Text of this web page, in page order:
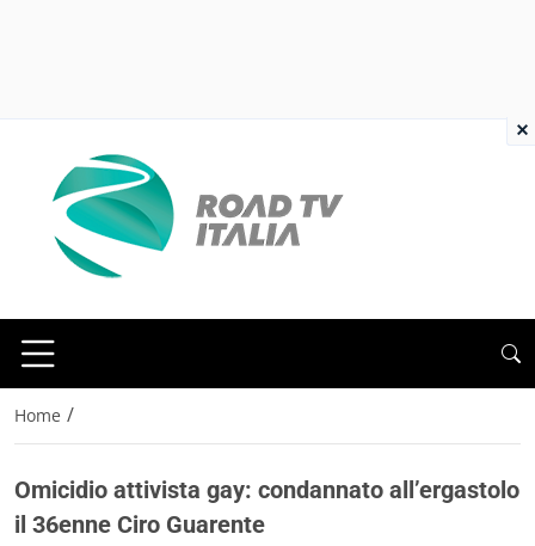
Home /
Omicidio attivista gay: condannato all’ergastolo
il 36enne Ciro Guarente
×